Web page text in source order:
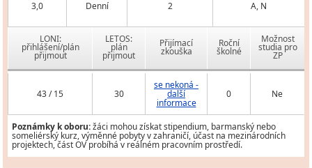
3,0 Denní 2 A, N
LONI:
přihlášení/plán
přijmout
LETOS:
plán
přijmout
Přijímací
zkouška
Roční
školné
Možnost
studia pro
ZP
43 / 15 30
se nekoná -
další
informace
0 Ne
Poznámky k oboru:žáci mohou získat stipendium, barmanský nebo
someliérský kurz, výměnné pobyty v zahraničí, účast na mezinárodních
projektech, část OV probíhá v reálném pracovním prostředí.